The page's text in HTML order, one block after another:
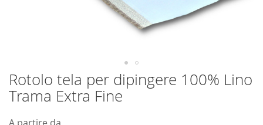
Vai
all'inizio
della
Rotolo tela per dipingere 100% Lino
Trama Extra Fine